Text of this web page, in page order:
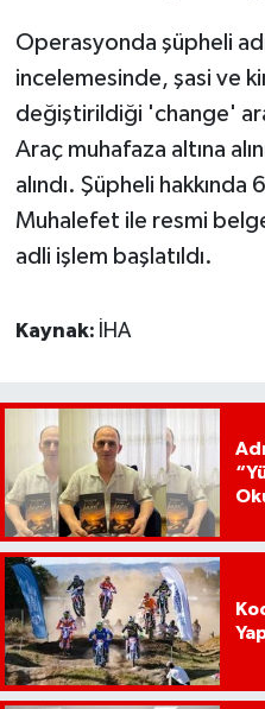
Operasyonda şüpheli
incelemesinde, şasi ve
değiştirildiği 'change'
Araç muhafaza altına
alındı. Şüpheli hakkında
Muhalefet ile resmi
adli işlem başlatıldı.
Kaynak: İHA